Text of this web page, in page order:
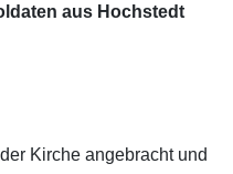
aus Hochstedt
Kirche angebracht und